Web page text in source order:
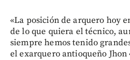
«La posición de arquero hoy
de lo que quiera el técnico,
siempre hemos tenido
el exarquero antioqueño